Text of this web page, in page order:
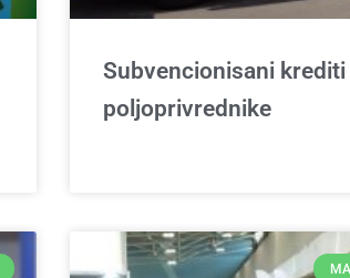
Subvencionisani krediti
poljoprivrednike